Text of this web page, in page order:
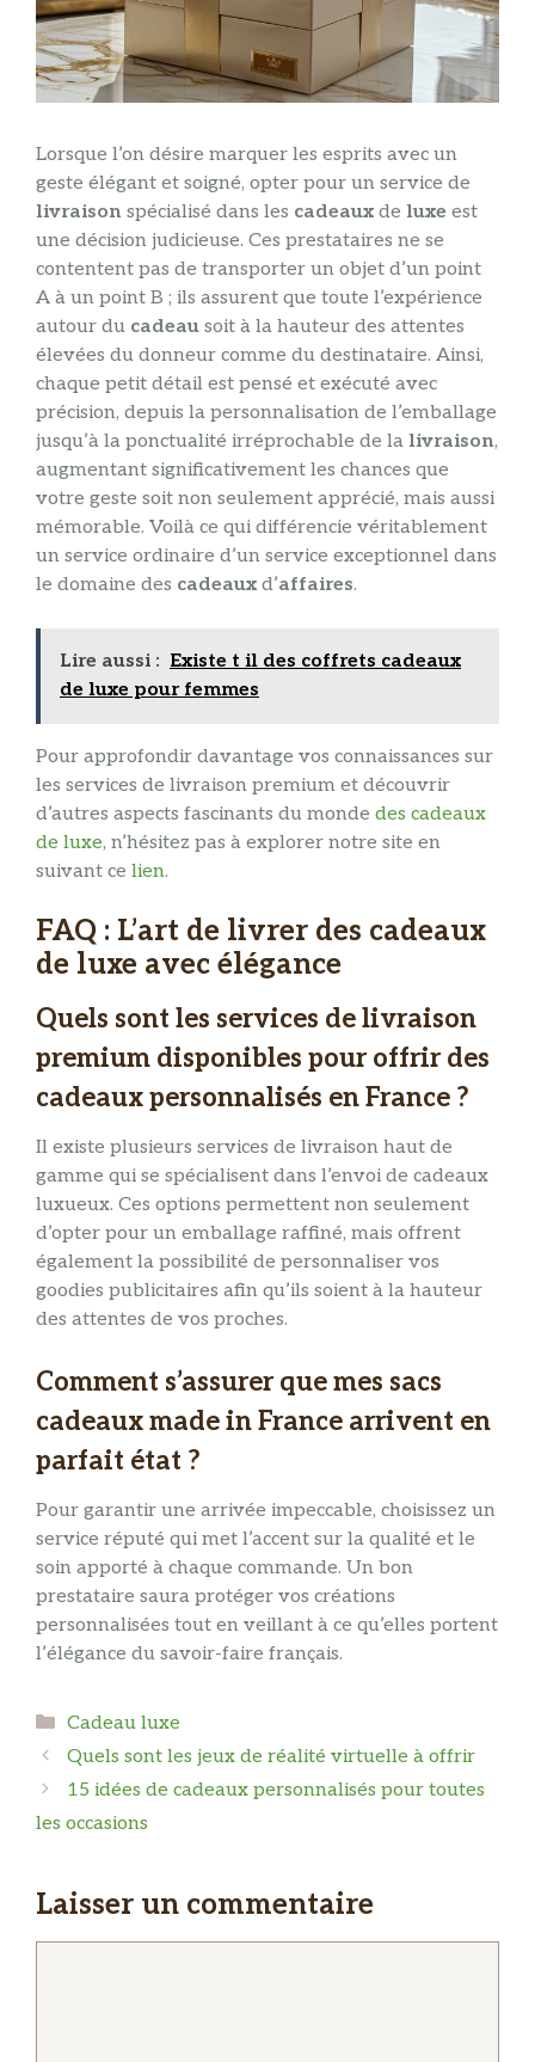
Lorsque l’on désire marquer les esprits avec un
geste élégant et soigné, opter pour un service de
livraison spécialisé dans les cadeaux de luxe est
une décision judicieuse. Ces prestataires ne se
contentent pas de transporter un objet d’un point
A à un point B ; ils assurent que toute l’expérience
autour du cadeau soit à la hauteur des attentes
élevées du donneur comme du destinataire. Ainsi,
chaque petit détail est pensé et exécuté avec
précision, depuis la personnalisation de l’emballage
jusqu’à la ponctualité irréprochable de la livraison,
augmentant significativement les chances que
votre geste soit non seulement apprécié, mais aussi
mémorable. Voilà ce qui différencie véritablement
un service ordinaire d’un service exceptionnel dans
le domaine des cadeaux d’affaires.
Lire aussi : Existe t il des coffrets cadeaux
de luxe pour femmes
Pour approfondir davantage vos connaissances sur
les services de livraison premium et découvrir
d’autres aspects fascinants du monde des cadeaux
de luxe, n’hésitez pas à explorer notre site en
suivant ce lien.
FAQ : L’art de livrer des cadeaux
de luxe avec élégance
Quels sont les services de livraison
premium disponibles pour offrir des
cadeaux personnalisés en France ?
Il existe plusieurs services de livraison haut de
gamme qui se spécialisent dans l’envoi de cadeaux
luxueux. Ces options permettent non seulement
d’opter pour un emballage raffiné, mais offrent
également la possibilité de personnaliser vos
goodies publicitaires afin qu’ils soient à la hauteur
des attentes de vos proches.
Comment s’assurer que mes sacs
cadeaux made in France arrivent en
parfait état ?
Pour garantir une arrivée impeccable, choisissez un
service réputé qui met l’accent sur la qualité et le
soin apporté à chaque commande. Un bon
prestataire saura protéger vos créations
personnalisées tout en veillant à ce qu’elles portent
l’élégance du savoir-faire français.
Catégories
Cadeau luxe
Quels sont les jeux de réalité virtuelle à offrir
15 idées de cadeaux personnalisés pour toutes
les occasions
Laisser un commentaire